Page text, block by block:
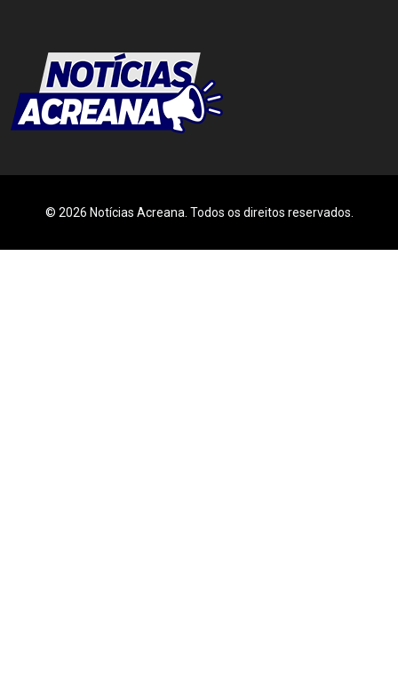
© 2026 Notícias Acreana. Todos os direitos reservados.